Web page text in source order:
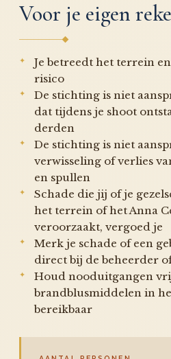
Voor je eigen
Je betreedt het terrein
risico
De stichting is niet
dat tijdens je shoot
derden
De stichting is niet
verwisseling of verlies
en spullen
Schade die jij of je
het terrein of het Anna
veroorzaakt, vergoed je
Merk je schade of een
direct bij de beheerder
Houd nooduitgangen
brandblusmiddelen in
bereikbaar